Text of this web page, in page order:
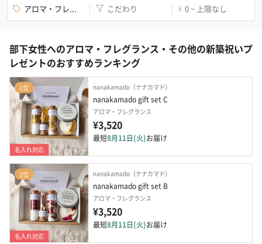
アロマ・フレ... こだわり ¥ 0 ~ 上限なし
部下女性へのアロマ・フレグランス・その他の新築祝いプ
レゼントのおすすめランキング
1位
名入れ対応
nanakamado（ナナカマド）
nanakamado gift set C
アロマ・フレグランス
¥3,520
最短8月11日(火)お届け
2位
名入れ対応
nanakamado（ナナカマド）
nanakamado gift set B
アロマ・フレグランス
¥3,520
最短8月11日(火)お届け